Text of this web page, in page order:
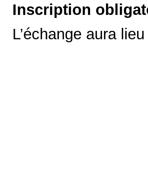
Inscription
L’échange aura